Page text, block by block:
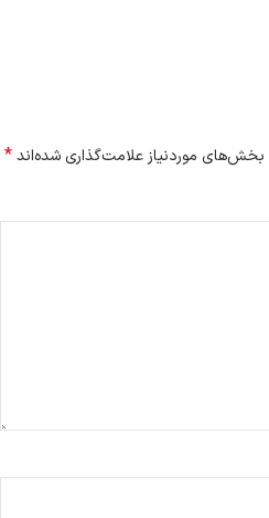
بخش‌های موردنیاز علامت‌گذاری شده‌اند*